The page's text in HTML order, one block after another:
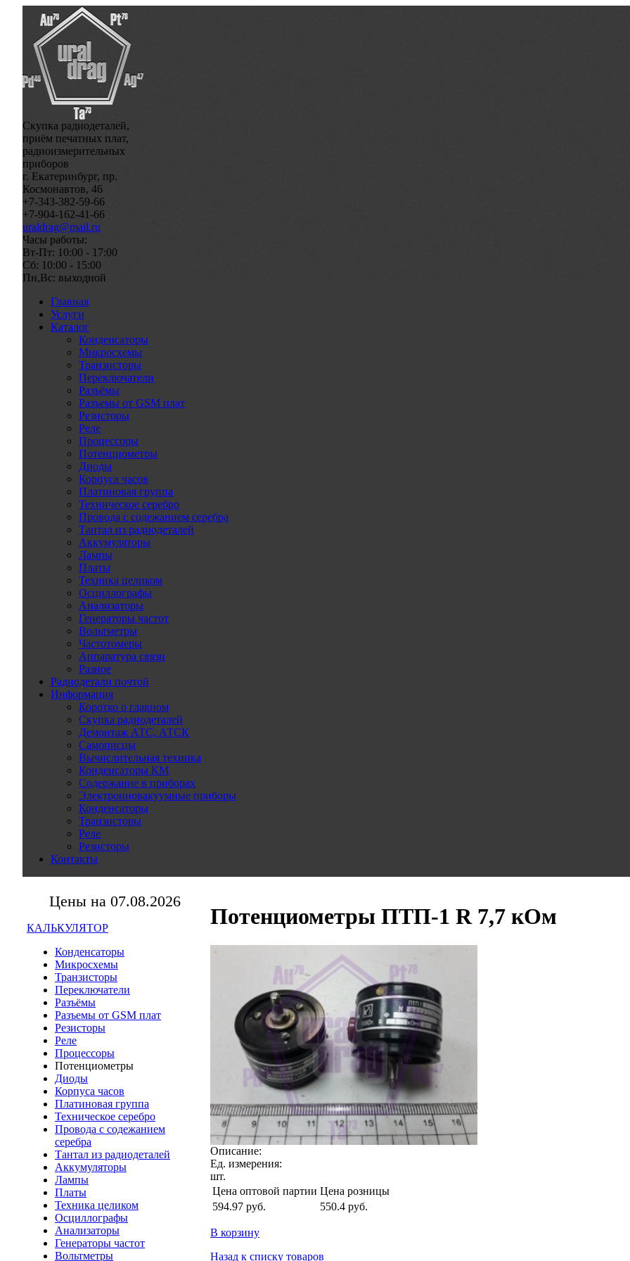
Скупка радиодеталей,
приём печатных плат,
радиоизмерительных
приборов
г. Екатеринбург, пр.
Космонавтов, 46
+7-343-382-59-66
+7-904-162-41-66
uraldrag@mail.ru
Часы работы:
Вт-Пт: 10:00 - 17:00
Сб: 10:00 - 15:00
Пн,Вс: выходной
Главная
Услуги
Каталог
Конденсаторы
Микросхемы
Транзисторы
Переключатели
Разъёмы
Разъемы от GSM плат
Резисторы
Реле
Процессоры
Потенциометры
Диоды
Корпуса часов
Платиновая группа
Техническое серебро
Провода с содежанием серебра
Тантал из радиодеталей
Аккумуляторы
Лампы
Платы
Техника целиком
Осциллографы
Анализаторы
Генераторы частот
Вольтметры
Частотомеры
Аппаратура связи
Разное
Радиодетали почтой
Информация
Коротко о главном
Скупка радиодеталей
Демонтаж АТС, АТСК
Самописцы
Вычислительная техника
Конденсаторы КМ
Содержание в приборах
Электронновакуумные приборы
Конденсаторы
Транзисторы
Реле
Резисторы
Контакты
Цены на 07.08.2026
КАЛЬКУЛЯТОР
Конденсаторы
Микросхемы
Транзисторы
Переключатели
Разъёмы
Разъемы от GSM плат
Резисторы
Реле
Процессоры
Потенциометры
Диоды
Корпуса часов
Платиновая группа
Техническое серебро
Провода с содежанием
серебра
Тантал из радиодеталей
Аккумуляторы
Лампы
Платы
Техника целиком
Осциллографы
Анализаторы
Генераторы частот
Вольтметры
Потенциометры ПТП-1 R 7,7 кОм
Описание:
Ед. измерения:
шт.
Цена оптовой партии Цена розницы
594.97 руб. 550.4 руб.
В корзину
Назад к списку товаров